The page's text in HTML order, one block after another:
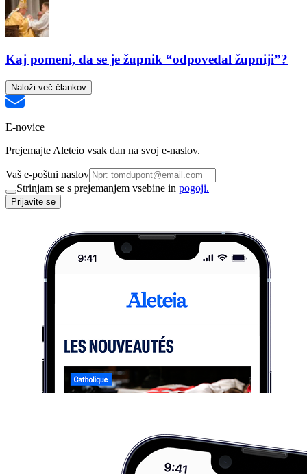
Kaj pomeni, da se je župnik “odpovedal župniji”?
Naloži več člankov
E-novice
Prejemajte Aleteio vsak dan na svoj e-naslov.
Vaš e-poštni naslov
Strinjam se s prejemanjem vsebine in pogoji.
Prijavite se